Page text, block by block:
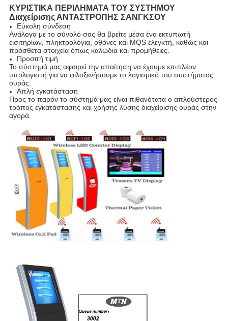
ΚΥΡΙΣΤΙΚΑ ΠΕΡΙΛΗΜΑΤΑ ΤΟΥ ΣΥΣΤΗΜΟΥ
Διαχείρισης ΑΝΤΑΣΤΡΟΠΗΣ ΣΑΝΓΚΣΟΥ
Εύκολη σύνδεση
Ανάλογα με το σύνολό σας θα βρείτε μέσα ένα εκτυπωτή
εισιτηρίων, πληκτρολόγια, οθόνες και MQS ελεγκτή, καθώς και
πρόσθετα στοιχεία όπως καλώδια και προμήθειες.
Προσιτή τιμή
Το σύστημά μας αφαιρεί την απαίτηση να έχουμε επιπλέον
υπολογιστή για να φιλοξενήσουμε το λογισμικό του συστήματος
ουράς.
Απλή εγκατάσταση
Προς το παρόν το σύστημά μας είναι πιθανότατα ο απλούστερος
τρόπος εγκατάστασης και χρήσης λύσης διαχείρισης ουράς στην
αγορά.